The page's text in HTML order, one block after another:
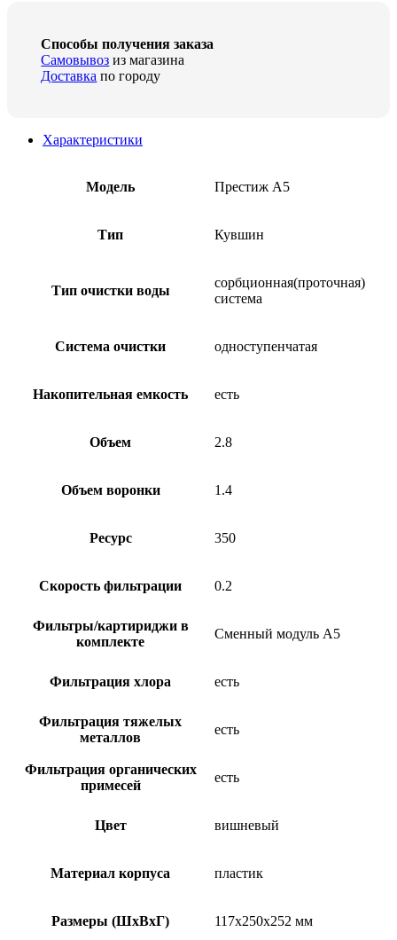
Способы получения заказа
Самовывоз из магазина
Доставка по городу
Характеристики
Модель Престиж A5
Тип Кувшин
Тип очистки воды
сорбционная(проточная)
система
Система очистки одноступенчатая
Накопительная емкость есть
Объем 2.8
Объем воронки 1.4
Ресурс 350
Скорость фильтрации 0.2
Фильтры/картириджи в
комплекте
Сменный модуль А5
Фильтрация хлора есть
Фильтрация тяжелых
металлов
есть
Фильтрация органических
примесей
есть
Цвет вишневый
Материал корпуса пластик
Размеры (ШxВxГ) 117x250x252 мм